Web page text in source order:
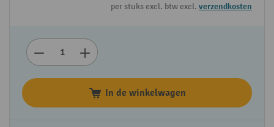
per stuks excl. btw excl. verzendkosten
In de winkelwagen